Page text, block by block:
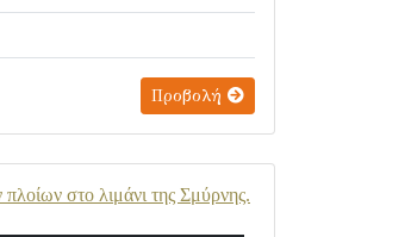
Προβολή
στο λιμάνι της Σμύρνης.